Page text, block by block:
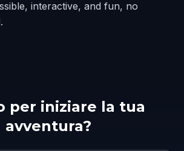
interactive, and fun, no
per iniziare la tua
avventura?